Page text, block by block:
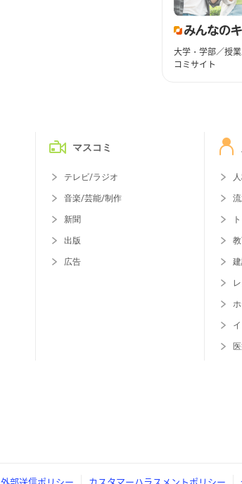
大学・学部／授
コミサイト
マスコミ
テレビ/ラジオ
音楽/芸能/制作
新聞
出版
広告